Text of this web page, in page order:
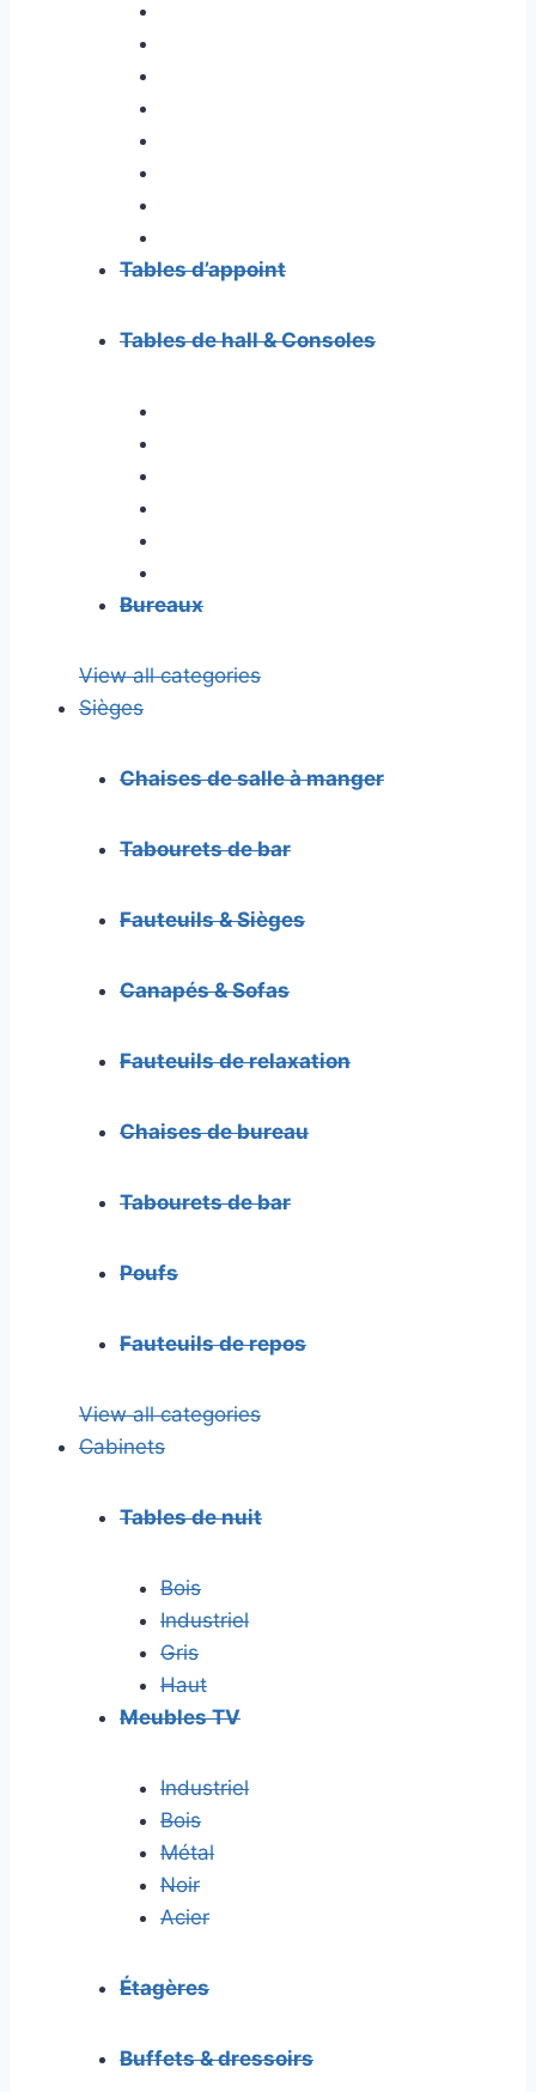
Tables d’appoint
Tables de hall & Consoles
Bureaux
View all categories
Sièges
Chaises de salle à manger
Tabourets de bar
Fauteuils & Sièges
Canapés & Sofas
Fauteuils de relaxation
Chaises de bureau
Tabourets de bar
Poufs
Fauteuils de repos
View all categories
Cabinets
Tables de nuit
Bois
Industriel
Gris
Haut
Meubles TV
Industriel
Bois
Métal
Noir
Acier
Étagères
Buffets & dressoirs